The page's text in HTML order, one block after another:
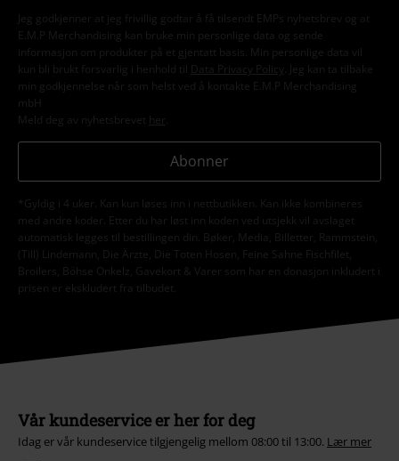
Jeg godkjenner at jeg frivillig godtar å få tilsendt EMPs nyhetsbrev og at
E.M.P Merchandising kan bruke min personlige data og sende
informasjon om produkter på et gjentatt basis. Min personlige data vil
kun bli brukt forsvarlig i henhold til
Data Privacy Policy
. Jeg kan ta tilbake
min godkjennelse når som helst ved å kontakte E.M.P Merchandising
mbH
Meld deg av nyhetsbrevet her
Abonner
*Gyldig i 4 uker. Kan kun løses inn i nettbutikken. Kan ikke kombineres
med andre koder. Etter du har løst inn koden ved utsjekk vil avslaget
automatisk legges til bestillingen din. Bøker, Media, Billetter, Rammstein,
(Till) Lindemann, Die Ärzte, Die Toten Hosen, Feine Sahne Fischfilet,
Broilers, Böhse Onkelz, Gavekort & Varer som har en donasjon inkludert i
prisen er ekskludert fra tilbudet.
Vår kundeservice er her for deg
Idag er vår kundeservice tilgjengelig mellom 08:00 til 13:00. Lær mer